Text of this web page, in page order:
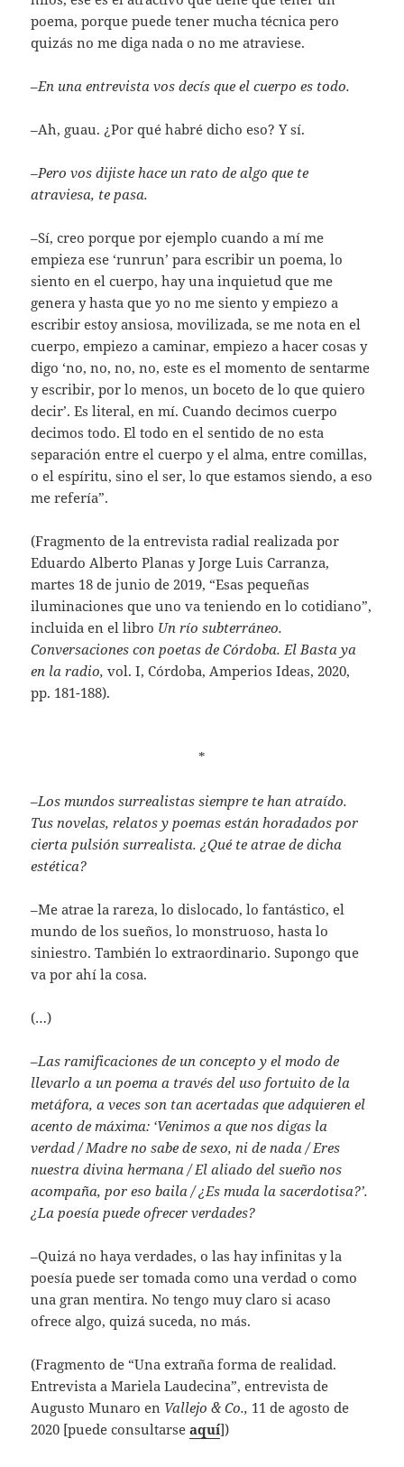
poema, porque puede tener mucha técnica pero
quizás no me diga nada o no me atraviese.
–En una entrevista vos decís que el cuerpo es todo.
–Ah, guau. ¿Por qué habré dicho eso? Y sí.
–Pero vos dijiste hace un rato de algo que te
atraviesa, te pasa.
–Sí, creo porque por ejemplo cuando a mí me
empieza ese ‘runrun’ para escribir un poema, lo
siento en el cuerpo, hay una inquietud que me
genera y hasta que yo no me siento y empiezo a
escribir estoy ansiosa, movilizada, se me nota en el
cuerpo, empiezo a caminar, empiezo a hacer cosas y
digo ‘no, no, no, no, este es el momento de sentarme
y escribir, por lo menos, un boceto de lo que quiero
decir’. Es literal, en mí. Cuando decimos cuerpo
decimos todo. El todo en el sentido de no esta
separación entre el cuerpo y el alma, entre comillas,
o el espíritu, sino el ser, lo que estamos siendo, a eso
me refería”.
(Fragmento de la entrevista radial realizada por
Eduardo Alberto Planas y Jorge Luis Carranza,
martes 18 de junio de 2019, “Esas pequeñas
iluminaciones que uno va teniendo en lo cotidiano”,
incluida en el libro Un río subterráneo.
Conversaciones con poetas de Córdoba. El Basta ya
en la radio,vol. I, Córdoba, Amperios Ideas, 2020,
pp. 181-188).
*
–Los mundos surrealistas siempre te han atraído.
Tus novelas, relatos y poemas están horadados por
cierta pulsión surrealista. ¿Qué te atrae de dicha
estética?
–Me atrae la rareza, lo dislocado, lo fantástico, el
mundo de los sueños, lo monstruoso, hasta lo
siniestro. También lo extraordinario. Supongo que
va por ahí la cosa.
(…)
–Las ramificaciones de un concepto y el modo de
llevarlo a un poema a través del uso fortuito de la
metáfora, a veces son tan acertadas que adquieren el
acento de máxima: ‘Venimos a que nos digas la
verdad / Madre no sabe de sexo, ni de nada / Eres
nuestra divina hermana / El aliado del sueño nos
acompaña, por eso baila / ¿Es muda la sacerdotisa?’.
¿La poesía puede ofrecer verdades?
–Quizá no haya verdades, o las hay infinitas y la
poesía puede ser tomada como una verdad o como
una gran mentira. No tengo muy claro si acaso
ofrece algo, quizá suceda, no más.
(Fragmento de “Una extraña forma de realidad.
Entrevista a Mariela Laudecina”, entrevista de
Augusto Munaro en Vallejo & Co., 11 de agosto de
2020 [puede consultarseaquí])